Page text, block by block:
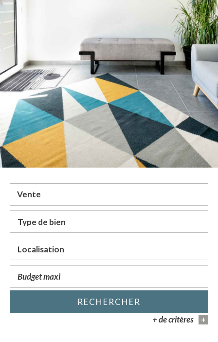
Vente
RECHERCHER
+ de critères
+